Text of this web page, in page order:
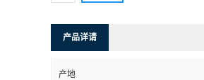
产品详请
产地